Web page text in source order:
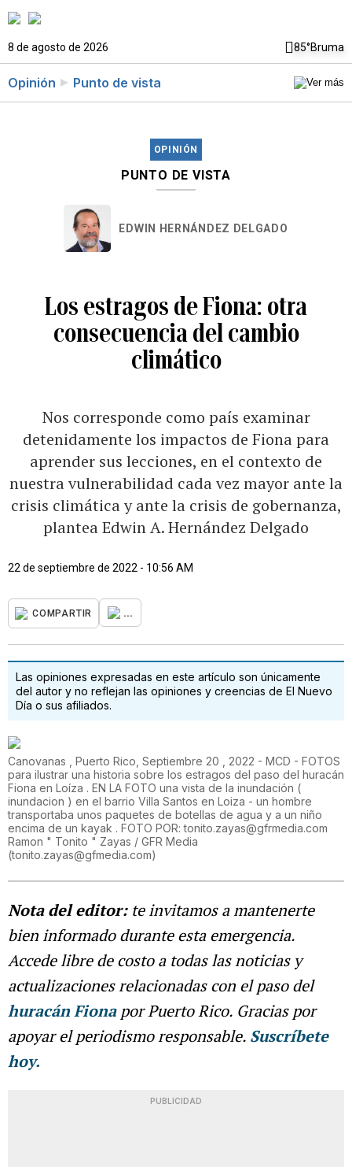
8 de agosto de 2026 85°Bruma
Opinión Punto de vista
OPINIÓN
PUNTO DE VISTA
EDWIN HERNÁNDEZ DELGADO
Los estragos de Fiona: otra
consecuencia del cambio
climático
Nos corresponde como país examinar
detenidamente los impactos de Fiona para
aprender sus lecciones, en el contexto de
nuestra vulnerabilidad cada vez mayor ante la
crisis climática y ante la crisis de gobernanza,
plantea Edwin A. Hernández Delgado
22 de septiembre de 2022 - 10:56 AM
COMPARTIR ...
Las opiniones expresadas en este artículo son únicamente
del autor y no reflejan las opiniones y creencias de El Nuevo
Día o sus afiliados.
Canovanas , Puerto Rico, Septiembre 20 , 2022 - MCD - FOTOS
para ilustrar una historia sobre los estragos del paso del huracán
Fiona en Loíza . EN LA FOTO una vista de la inundación (
inundacion ) en el barrio Villa Santos en Loiza - un hombre
transportaba unos paquetes de botellas de agua y a un niño
encima de un kayak . FOTO POR: tonito.zayas@gfrmedia.com
Ramon " Tonito " Zayas / GFR Media
(tonito.zayas@gfmedia.com)
Nota del editor: te invitamos a mantenerte
bien informado durante esta emergencia.
Accede libre de costo a todas las noticias y
actualizaciones relacionadas con el paso del
huracán Fionapor Puerto Rico. Gracias por
apoyar el periodismo responsable. Suscríbete
hoy.
PUBLICIDAD